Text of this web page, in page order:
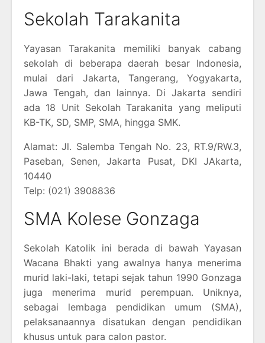
Sekolah Tarakanita
Yayasan Tarakanita memiliki banyak cabang
sekolah di beberapa daerah besar Indonesia,
mulai dari Jakarta, Tangerang, Yogyakarta,
Jawa Tengah, dan lainnya. Di Jakarta sendiri
ada 18 Unit Sekolah Tarakanita yang meliputi
KB-TK, SD, SMP, SMA, hingga SMK.
Alamat: Jl. Salemba Tengah No. 23, RT.9/RW.3,
Paseban, Senen, Jakarta Pusat, DKI JAkarta,
10440
Telp: (021) 3908836
SMA Kolese Gonzaga
Sekolah Katolik ini berada di bawah Yayasan
Wacana Bhakti yang awalnya hanya menerima
murid laki-laki, tetapi sejak tahun 1990 Gonzaga
juga menerima murid perempuan. Uniknya,
sebagai lembaga pendidikan umum (SMA),
pelaksanaannya disatukan dengan pendidikan
khusus untuk para calon pastor.